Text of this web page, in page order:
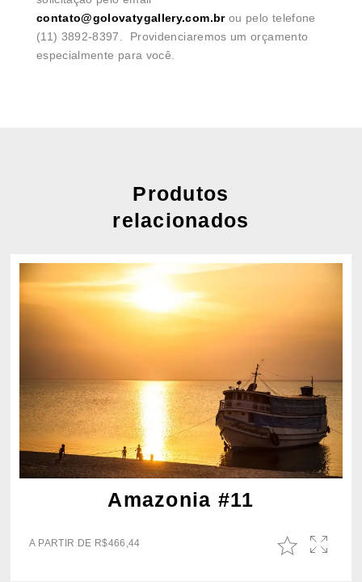
contato@golovatygallery.com.brou pelo telefone
(11) 3892-8397. Providenciaremos um orçamento
especialmente para você.
Produtos
relacionados
Amazonia #11
A PARTIR DE R$466,44